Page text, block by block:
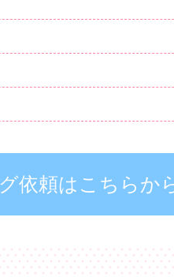
依頼はこちらか